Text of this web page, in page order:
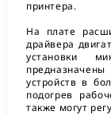
принтера.
На плате
драйвера
установки
устройств в
подогрев
также могут